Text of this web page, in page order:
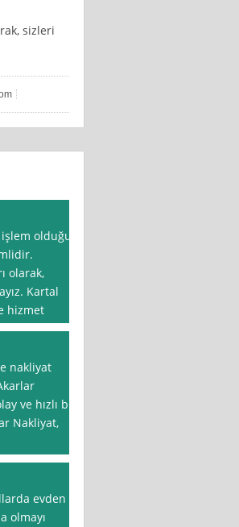
sizleri
olduğu
olarak,
Kartal
hizmet
nakliyat
ve hızlı bir
Nakliyat,
evden
olmayı